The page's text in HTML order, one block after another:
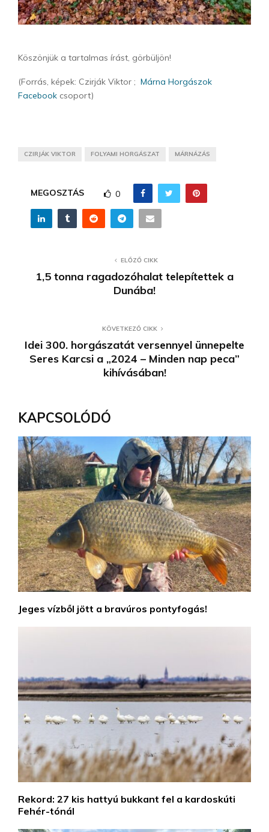
Köszönjük a tartalmas írást, görbüljön!
(Forrás, képek: Czirják Viktor ; Márna Horgászok
Facebook csoport)
CZIRJÁK VIKTOR FOLYAMI HORGÁSZAT MÁRNÁZÁS
MEGOSZTÁS 0
ELŐZŐ CIKK
1,5 tonna ragadozóhalat telepítettek a
Dunába!
KÖVETKEZŐ CIKK
Idei 300. horgászatát versennyel ünnepelte
Seres Karcsi a „2024 – Minden nap peca”
kihívásában!
KAPCSOLÓDÓ
Jeges vízből jött a bravúros pontyfogás!
Rekord: 27 kis hattyú bukkant fel a kardoskúti
Fehér-tónál